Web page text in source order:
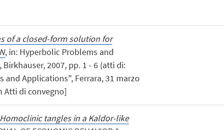
of a closed-form solution for
, in: Hyperbolic Problems and
2007, pp. 1 - 6 (atti di:
and Applications", Ferrara, 31 marzo
Atti di convegno]
Homoclinic tangles in a Kaldor-like